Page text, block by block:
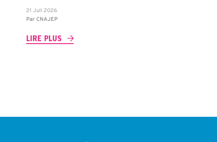
21 Juil 2026
Par CNAJEP
LIRE PLUS